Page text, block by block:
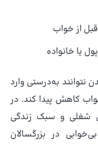
از خواب
یا خانواده
به‌درستی وارد
کاهش پیدا کند. در
شغلی و سبک زندگی
در بزرگسالان